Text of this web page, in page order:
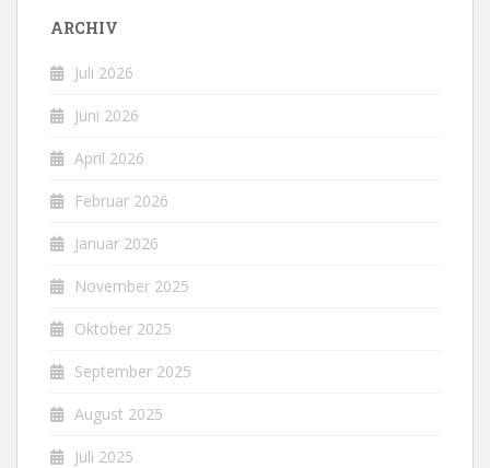
ARCHIV
Juli 2026
Juni 2026
April 2026
Februar 2026
Januar 2026
November 2025
Oktober 2025
September 2025
August 2025
Juli 2025